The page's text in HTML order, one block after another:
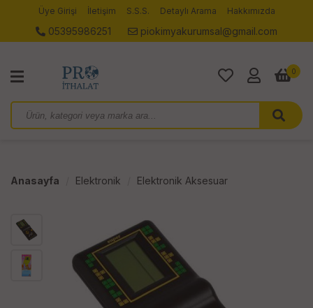
Üye Girişi İletişim S.S.S. Detaylı Arama Hakkımızda
05395986251 piokimyakurumsal@gmail.com
0
Anasayfa Elektronik Elektronik Aksesuar